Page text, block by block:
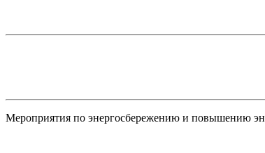
Мероприятия по энергосбережению и повышению